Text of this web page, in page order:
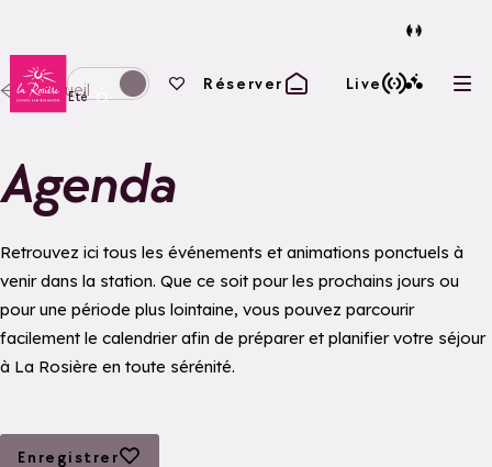
Retour à la page d'accueil
Basculer l'affichage en mode hiver
Eté
Vos favoris
Réserver Live
Accueil
Agenda
Retrouvez ici tous les événements et animations ponctuels à
venir dans la station. Que ce soit pour les prochains jours ou
pour une période plus lointaine, vous pouvez parcourir
facilement le calendrier afin de préparer et planifier votre séjour
à La Rosière en toute sérénité.
Enregistrer
aux favoris